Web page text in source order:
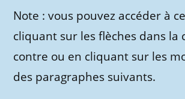
Note : vous pouvez accéder à
cliquant sur les flèches dans la
contre ou en cliquant sur les
des paragraphes suivants.